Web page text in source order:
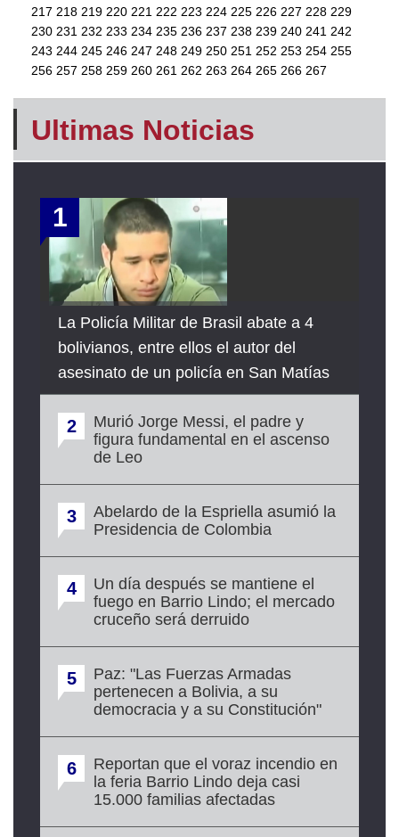
217 218 219 220 221 222 223 224 225 226 227 228 229
230 231 232 233 234 235 236 237 238 239 240 241 242
243 244 245 246 247 248 249 250 251 252 253 254 255
256 257 258 259 260 261 262 263 264 265 266 267
Ultimas Noticias
1
La Policía Militar de Brasil abate a 4
bolivianos, entre ellos el autor del
asesinato de un policía en San Matías
2
Murió Jorge Messi, el padre y
figura fundamental en el ascenso
de Leo
3
Abelardo de la Espriella asumió la
Presidencia de Colombia
4
Un día después se mantiene el
fuego en Barrio Lindo; el mercado
cruceño será derruido
5
Paz: "Las Fuerzas Armadas
pertenecen a Bolivia, a su
democracia y a su Constitución"
6
Reportan que el voraz incendio en
la feria Barrio Lindo deja casi
15.000 familias afectadas